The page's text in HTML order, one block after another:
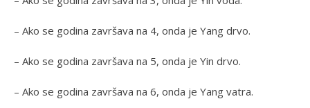
– Ako se godina završava na 4, onda je Yang drvo.
– Ako se godina završava na 5, onda je Yin drvo.
– Ako se godina završava na 6, onda je Yang vatra.